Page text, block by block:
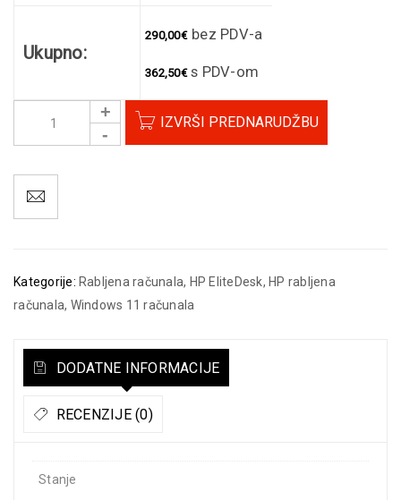
Ukupno:
290,00€ bez PDV-a
362,50€s PDV-om
IZVRŠI PREDNARUDŽBU
Kategorije: Rabljena računala, HP EliteDesk, HP rabljena
računala, Windows 11 računala
DODATNE INFORMACIJE
RECENZIJE (0)
Stanje